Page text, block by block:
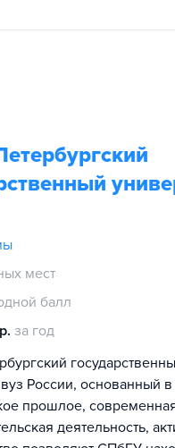
мест
балл
за год
России, основанный в
прошлое,
деятельность,